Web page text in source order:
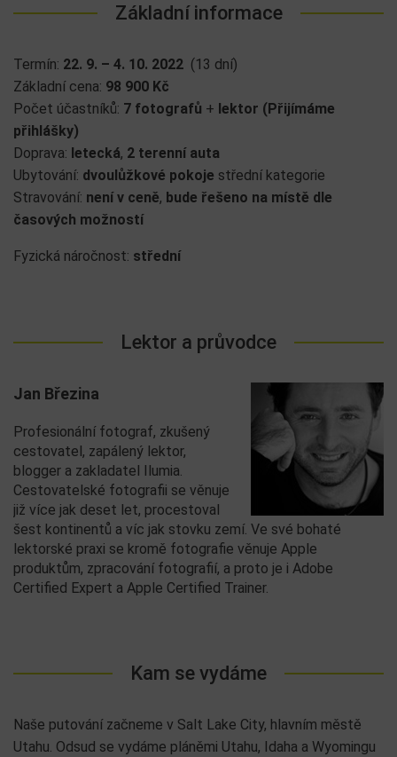
Základní informace
Termín: 22. 9. – 4. 10. 2022 (13 dní)
Základní cena: 98 900 Kč
Počet účastníků: 7 fotografů + lektor (Přijímáme
přihlášky)
Doprava: letecká, 2 terenní auta
Ubytování: dvoulůžkové pokoje střední kategorie
Stravování: není v ceně, bude řešeno na místě dle
časových možností
Fyzická náročnost: střední
Lektor a průvodce
Jan Březina
Profesionální fotograf, zkušený
cestovatel, zapálený lektor,
blogger a zakladatel Ilumia.
Cestovatelské fotografii se věnuje
již více jak deset let, procestoval
šest kontinentů a víc jak stovku zemí. Ve své bohaté
lektorské praxi se kromě fotografie věnuje Apple
produktům, zpracování fotografií, a proto je i Adobe
Certified Expert a Apple Certified Trainer.
Kam se vydáme
Naše putování začneme v Salt Lake City, hlavním městě
Utahu. Odsud se vydáme pláněmi Utahu, Idaha a Wyomingu